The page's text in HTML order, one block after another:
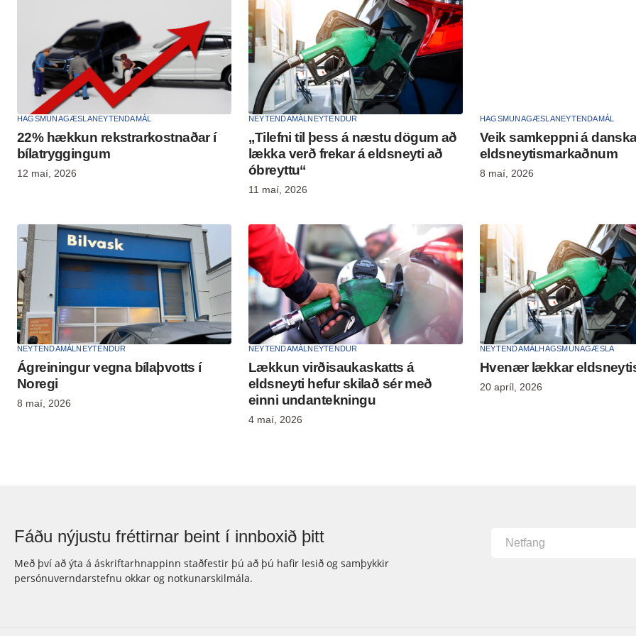
HAGSMUNAGÆSLANEYTENDAMÁL
22% hækkun rekstrarkostnaðar í
bílatryggingum
12 maí, 2026
NEYTENDAMÁL NEYTENDUR
,,Tilefni til þess á næstu dögum að
lækka verð frekar á eldsneyti að
óbreyttu“
11 maí, 2026
HAGSMUNAGÆSLANEYTENDAMÁL
Veik samkeppni á
eldsneytismarkaðnum
8 maí, 2026
NEYTENDAMÁL NEYTENDUR
Ágreiningur vegna bílaþvotts í
Noregi
8 maí, 2026
NEYTENDAMÁL NEYTENDUR
Lækkun virðisaukaskatts á
eldsneyti hefur skilað sér með
einni undantekningu
4 maí, 2026
NEYTENDAMÁL HAGSMUNAGÆSLA
Hvenær lækkar
20 apríl, 2026
Fáðu nýjustu fréttirnar beint í innboxið þitt
Með því að ýta á áskriftarhnappinn staðfestir þú að þú hafir lesið og samþykkir
persónuverndarstefnu okkar og notkunarskilmála.